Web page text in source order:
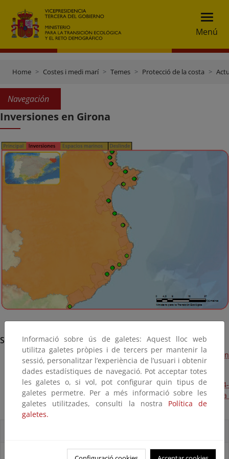
Menú
Home Costes i medi marí Temes Protecció de la costa
Navegación
Inversiones en Girona
Sant Pere Pescador
Proyecto Plan Adapta estabilización del sistema dunar en
la Playa de Sant Pere Pescador (Próxima ejecución)
Mantenimiento y conservación de la costa de Girona 2014-
2015. Protección del sistema dunar en la zona norte de la
playa de Sant Pere (En ejecución)
Informació sobre ús de galetes: Aquest lloc web
utilitza galetes pròpies i de tercers per mantenir la
sessió, personalitzar l’experiència de l’usuari i obtenir
dades estadístiques de navegació. Pot acceptar totes
les galetes o, si vol, pot configurar quin tipus de
galetes permetre. Per a més informació sobre les
galetes utilitzades, consulti la nostra Política de
galetes.